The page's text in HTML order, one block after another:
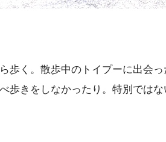
歩く。散歩中のトイプーに出会
歩きをしなかったり。特別ではな